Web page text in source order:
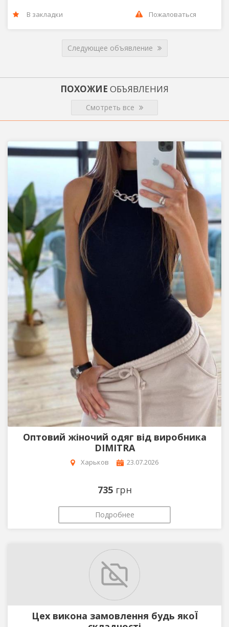
В закладки Пожаловаться
Следующее объявление
ПОХОЖИЕ ОБЪЯВЛЕНИЯ
Смотреть все
Оптовий жіночий одяг від виробника
DIMITRA
Харьков 23.07.2026
735 грн
Подробнее
Цех викона замовлення будь якоЇ